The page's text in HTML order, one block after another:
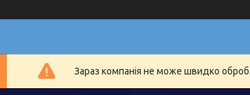
Зараз компанія не може швидко